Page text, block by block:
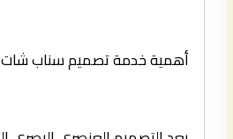
أهمية خدمة تصميم سناب